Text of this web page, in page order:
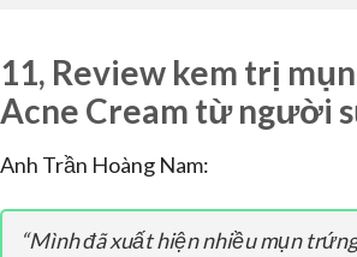
11, Review kem trị
Acne Cream từ người
Anh Trần Hoàng Nam:
“Mình đã xuất hiện nhiều mụn